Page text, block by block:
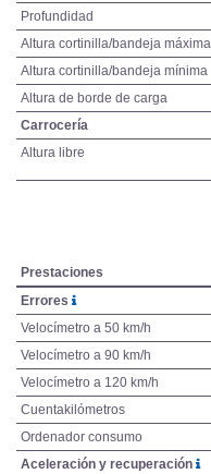
Profundidad
Altura cortinilla/bandeja máxima
Altura cortinilla/bandeja mínima
Altura de borde de carga
Carrocería
Altura libre
Prestaciones
Errores
Velocímetro a 50 km/h
Velocímetro a 90 km/h
Velocímetro a 120 km/h
Cuentakilómetros
Ordenador consumo
Aceleración y recuperación